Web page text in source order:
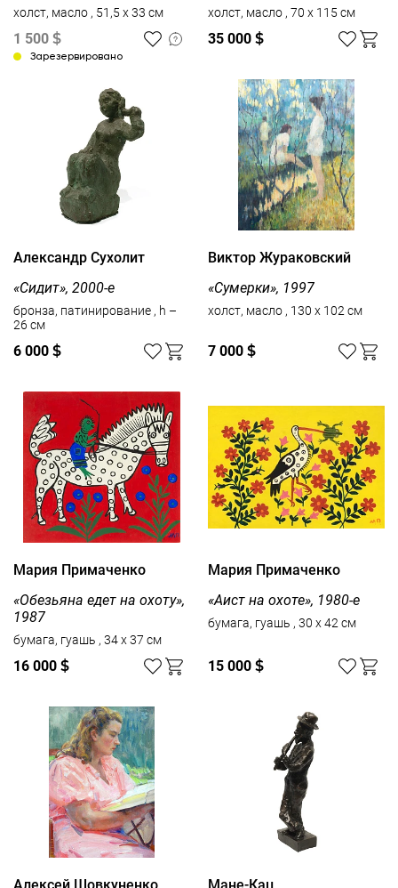
холст, масло , 51,5 x 33 см
1 500 $
Зарезервировано
холст, масло , 70 x 115 см
35 000 $
Александр Сухолит
«Сидит», 2000-е
бронза, патинирование , h –
26 см
6 000 $
Виктор Жураковский
«Сумерки», 1997
холст, масло , 130 x 102 см
7 000 $
Мария Примаченко
«Обезьяна едет на охоту»,
1987
бумага, гуашь , 34 x 37 см
16 000 $
Мария Примаченко
«Аист на охоте», 1980-е
бумага, гуашь , 30 x 42 см
15 000 $